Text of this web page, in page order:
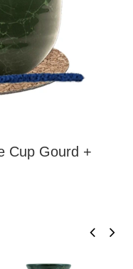
Cup Gourd +